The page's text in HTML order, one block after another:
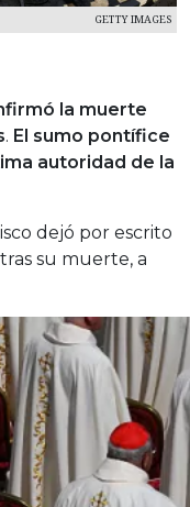
GETTY IMAGES
la muerte
. El sumo pontífice
autoridad de la
dejó por escrito
su muerte, a